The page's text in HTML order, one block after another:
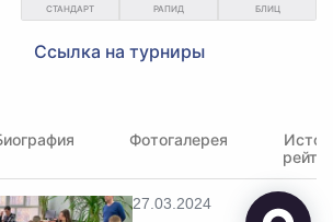
СТАНДАРТ РАПИД БЛИЦ
Ссылка на турниры
Фотогалерея
27.03.2024